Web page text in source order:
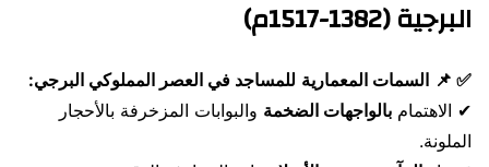
البرجية (1382-1517م)
✅
📌 السمات المعمارية للمساجد في العصر المملوكي البرجي:
✔ الاهتمام بالواجهات الضخمة والبوابات المزخرفة بالأحجار
الملونة.